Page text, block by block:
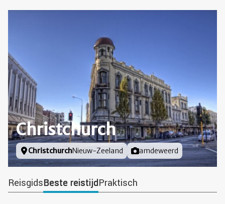
Christchurch
Locatie
ChristchurchNieuw-Zeeland Foto door
amdeweerd
ReisgidsBeste reistijdPraktisch